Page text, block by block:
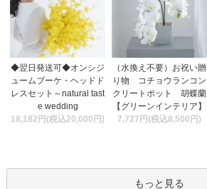
◆翌日発送可◆オンシジ
ュームブーケ・ヘッドド
レスセット～natural tast
e wedding
18,182円(税込20,000円)
（水換え不要）お祝い贈
り物 コチョウランコン
クリートポット 胡蝶蘭
【グリーンインテリア】
7,727円(税込8,500円)
もっと見る